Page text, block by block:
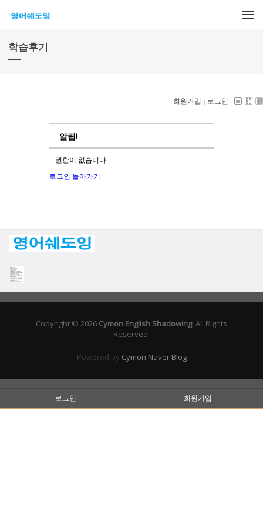
학습후기
회원가입 로그인
알림!
권한이 없습니다.
로그인 돌아가기
Copyright © 2026 Cymon English Shadowing. All Rights
Reserved.
Powered by Cymon Naver Blog
로그인 회원가입